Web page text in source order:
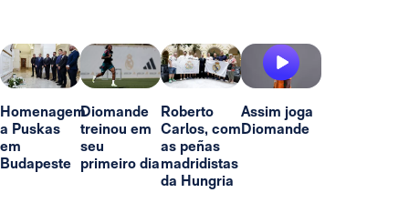
Homenagem
a Puskas
em
Budapeste
Diomande
treinou em
seu
primeiro dia
Roberto
Carlos, com
as peñas
madridistas
da Hungria
Assim joga
Diomande